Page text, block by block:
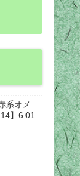
系オメ
】6.01